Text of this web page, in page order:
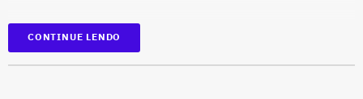
Candidato
Bebeto
CONTINUE LENDO